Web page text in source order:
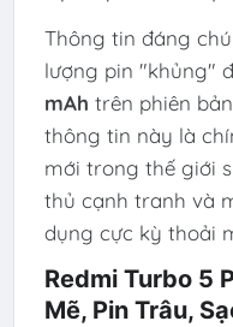
Thông tin đáng
lượng pin "khủng"
mAh trên phiên bản
thông tin này là
mới trong thế giới
thủ cạnh tranh và
dụng cực kỳ thoải
Redmi Turbo 5
Mẽ, Pin Trâu,